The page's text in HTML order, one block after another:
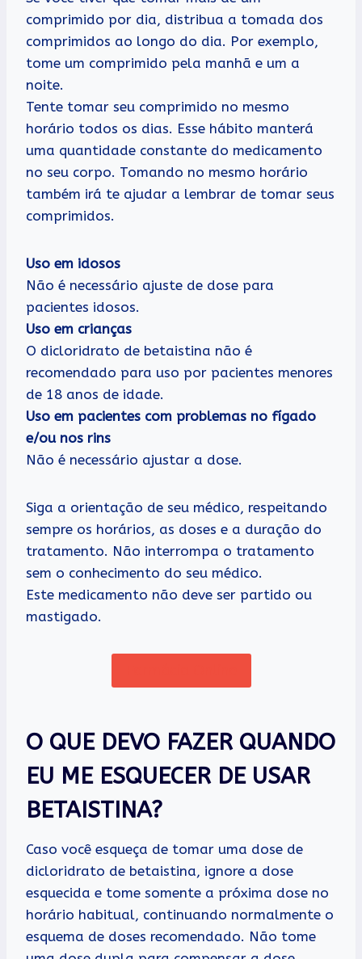
comprimido por dia, distribua a tomada dos
comprimidos ao longo do dia. Por exemplo,
tome um comprimido pela manhã e um a
noite.
Tente tomar seu comprimido no mesmo
horário todos os dias. Esse hábito manterá
uma quantidade constante do medicamento
no seu corpo. Tomando no mesmo horário
também irá te ajudar a lembrar de tomar seus
comprimidos.
Uso em idosos
Não é necessário ajuste de dose para
pacientes idosos.
Uso em crianças
O dicloridrato de betaistina não é
recomendado para uso por pacientes menores
de 18 anos de idade.
Uso em pacientes com problemas no fígado
e/ou nos rins
Não é necessário ajustar a dose.
Siga a orientação de seu médico, respeitando
sempre os horários, as doses e a duração do
tratamento. Não interrompa o tratamento
sem o conhecimento do seu médico.
Este medicamento não deve ser partido ou
mastigado.
O QUE DEVO FAZER QUANDO
EU ME ESQUECER DE USAR
BETAISTINA?
Caso você esqueça de tomar uma dose de
dicloridrato de betaistina, ignore a dose
esquecida e tome somente a próxima dose no
horário habitual, continuando normalmente o
esquema de doses recomendado. Não tome